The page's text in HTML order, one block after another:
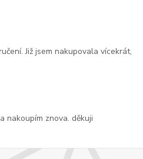
Již jsem nakupovala vícekrát,
nakoupím znova. děkuji